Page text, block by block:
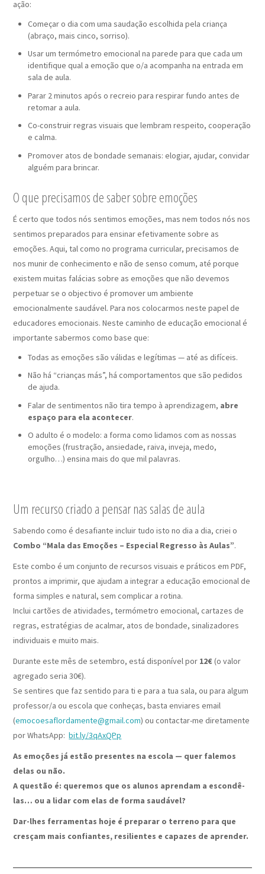
ação:
Começar o dia com uma saudação escolhida pela criança
(abraço, mais cinco, sorriso).
Usar um termómetro emocional na parede para que cada um
identifique qual a emoção que o/a acompanha na entrada em
sala de aula.
Parar 2 minutos após o recreio para respirar fundo antes de
retomar a aula.
Co-construir regras visuais que lembram respeito, cooperação
e calma.
Promover atos de bondade semanais: elogiar, ajudar, convidar
alguém para brincar.
O que precisamos de saber sobre emoções
É certo que todos nós sentimos emoções, mas nem todos nós nos
sentimos preparados para ensinar efetivamente sobre as
emoções. Aqui, tal como no programa curricular, precisamos de
nos munir de conhecimento e não de senso comum, até porque
existem muitas falácias sobre as emoções que não devemos
perpetuar se o objectivo é promover um ambiente
emocionalmente saudável. Para nos colocarmos neste papel de
educadores emocionais. Neste caminho de educação emocional é
importante sabermos como base que:
Todas as emoções são válidas e legítimas — até as difíceis.
Não há “crianças más”, há comportamentos que são pedidos
de ajuda.
Falar de sentimentos não tira tempo à aprendizagem, abre
espaço para ela acontecer.
O adulto é o modelo: a forma como lidamos com as nossas
emoções (frustração, ansiedade, raiva, inveja, medo,
orgulho…) ensina mais do que mil palavras.
Um recurso criado a pensar nas salas de aula
Sabendo como é desafiante incluir tudo isto no dia a dia, criei o
Combo “Mala das Emoções – Especial Regresso às Aulas”.
Este combo é um conjunto de recursos visuais e práticos em PDF,
prontos a imprimir, que ajudam a integrar a educação emocional de
forma simples e natural, sem complicar a rotina.
Inclui cartões de atividades, termómetro emocional, cartazes de
regras, estratégias de acalmar, atos de bondade, sinalizadores
individuais e muito mais.
Durante este mês de setembro, está disponível por 12€(o valor
agregado seria 30€).
Se sentires que faz sentido para ti e para a tua sala, ou para algum
professor/a ou escola que conheças, basta enviares email
(emocoesaflordamente@gmail.com) ou contactar-me diretamente
por WhatsApp:bit.ly/3qAxQPp
As emoções já estão presentes na escola — quer falemos
delas ou não.
A questão é: queremos que os alunos aprendam a escondê-
las… ou a lidar com elas de forma saudável?
Dar-lhes ferramentas hoje é preparar o terreno para que
cresçam mais confiantes, resilientes e capazes de aprender.